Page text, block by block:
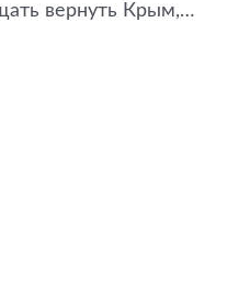
вернуть Крым,…